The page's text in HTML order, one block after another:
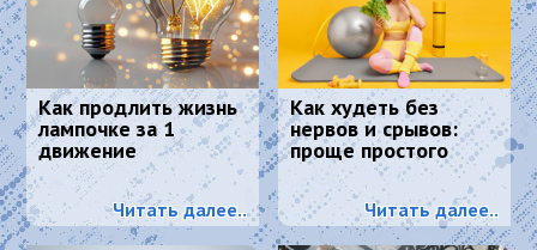
Как продлить жизнь
лампочке за 1
движение
Читать далее..
Как худеть без
нервов и срывов:
проще простого
Читать далее..